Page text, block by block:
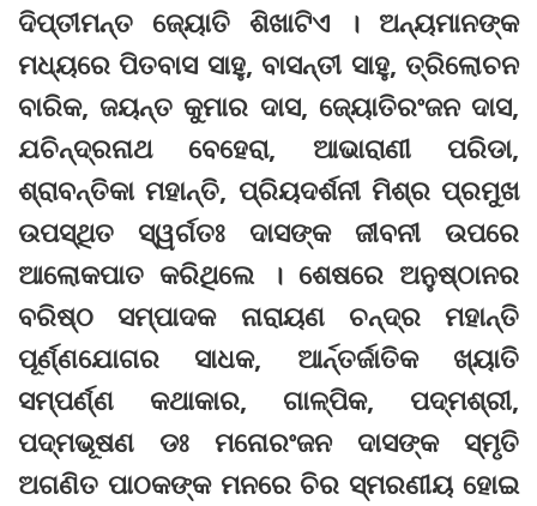
ଦିପ୍ତୀମନ୍ତ ଜ୍ୟୋତି ଶିଖାଟିଏ । ଅନ୍ୟମାନଙ୍କ
ମଧ୍ୟରେ ପିତବାସ ସାହୁ, ବାସନ୍ତୀ ସାହୁ, ତ୍ରିଲୋଚନ
ବାରିକ, ଜୟନ୍ତ କୁମାର ଦାସ, ଜ୍ୟୋତିରଂଜନ ଦାସ,
ଯଚିନ୍ଦ୍ରନାଥ ବେହେରା, ଆଭାରାଣୀ ପରିଡା,
ଶ୍ରାବନ୍ତିକା ମହାନ୍ତି, ପ୍ରିୟଦର୍ଶନୀ ମିଶ୍ର ପ୍ରମୁଖ
ଉପସ୍ଥିତ ସ୍ୱର୍ଗତଃ ଦାସଙ୍କ ଜୀବନୀ ଉପରେ
ଆଲୋକପାତ କରିଥିଲେ । ଶେଷରେ ଅନୁଷ୍ଠାନର
ବରିଷ୍ଠ ସମ୍ପାଦକ ନାରାୟଣ ଚନ୍ଦ୍ର ମହାନ୍ତି
ପୂର୍ଣ୍ଣଯୋଗର ସାଧକ, ଆର୍ନ୍ତର୍ଜାତିକ ଖ୍ୟାତି
ସମ୍ପର୍ଣ୍ଣ କଥାକାର, ଗାଳ୍ପିକ, ପଦ୍ମଶ୍ରୀ,
ପଦ୍ମଭୂଷଣ ଡଃ ମନୋରଂଜନ ଦାସଙ୍କ ସ୍ମୃତି
ଅଗଣିତ ପାଠକଙ୍କ ମନରେ ଚିର ସ୍ମରଣୀୟ ହୋଇ